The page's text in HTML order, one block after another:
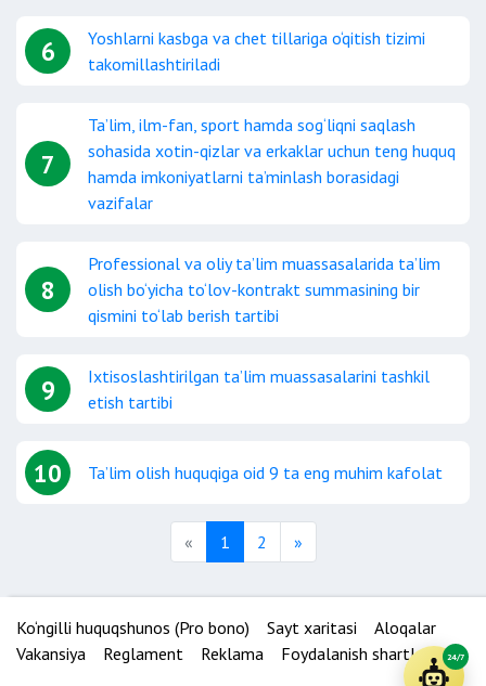
6
Yoshlarni kasbga va chet tillariga o‘qitish tizimi
takomillashtiriladi
7
Ta’lim, ilm-fan, sport hamda sog‘liqni saqlash
sohasida xotin-qizlar va erkaklar uchun teng huquq
hamda imkoniyatlarni ta’minlash borasidagi
vazifalar
8
Professional va oliy ta’lim muassasalarida ta’lim
olish bo‘yicha to‘lov-kontrakt summasining bir
qismini to‘lab berish tartibi
9
Ixtisoslashtirilgan ta’lim muassasalarini tashkil
etish tartibi
10 Ta’lim olish huquqiga oid 9 ta eng muhim kafolat
«Previous
1 2 »Next
Ko‘ngilli huquqshunos (Pro bono) Sayt xaritasi
Aloqalar
Vakansiya
Reglament Reklama Foydalanish shartlari 24/7